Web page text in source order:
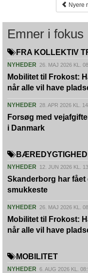
Nyere
Emner i fokus
FRA KOLLEKTIV
NYHEDER 26. MAJ 2026 KL.
Mobilitet til Frokost:
når alle vil have
NYHEDER 28. APR 2026 KL.
Forsøg med
i Danmark
BÆREDYGTIGHED
NYHEDER 12. JUN 2026 KL.
Skanderborg har
smukkeste
NYHEDER 26. MAJ 2026 KL.
Mobilitet til Frokost:
når alle vil have
MOBILITET
NYHEDER 6. AUG 2026 KL.